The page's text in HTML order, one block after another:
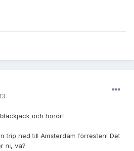
och horor!
trip ned till Amsterdam förresten! Det
ni, va?